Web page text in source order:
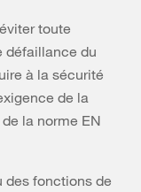
toute
défaillance du
à la sécurité
de la
la norme EN
des fonctions de